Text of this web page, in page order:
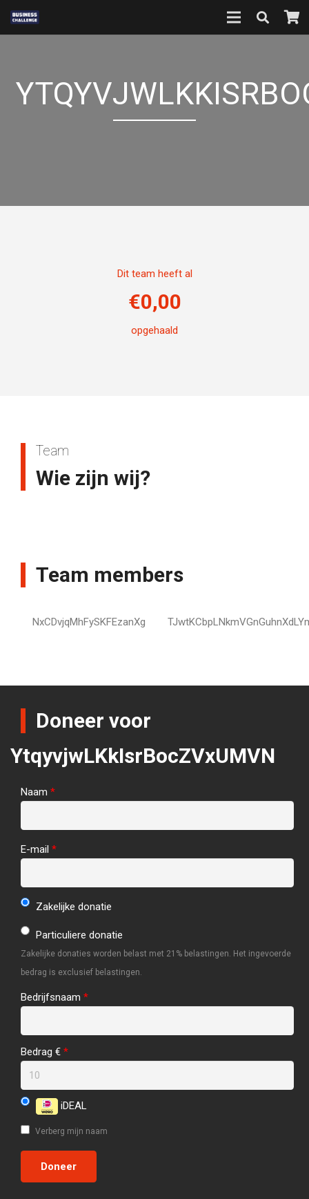
Dit team heeft al
€0,00
opgehaald
Team
Wie zijn wij?
Team members
NxCDvjqMhFySKFEzanXg
Doneer voor
YtqyvjwLKkIsrBocZVxUMVN
Naam *
E-mail *
Zakelijke donatie
Particuliere donatie
Zakelijke donaties worden belast met 21% belastingen. Het ingevoerde
bedrag is exclusief belastingen.
Bedrijfsnaam *
Bedrag € *
iDEAL
Verberg mijn naam